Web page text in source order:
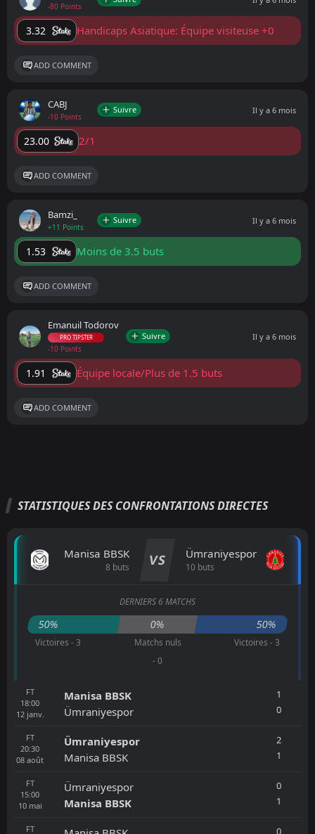
-80 Points
3.32 Handicaps Asiatique: Équipe visiteuse +0
ADD COMMENT
CABJ
-10 Points
Suivre Il y a 6 mois
23.00 2/1
ADD COMMENT
Bamzi_
+11 Points
Suivre Il y a 6 mois
1.53 Moins de 3.5 buts
ADD COMMENT
Emanuil Todorov
PRO TIPSTER
-10 Points
Suivre Il y a 6 mois
1.91 Équipe locale/Plus de 1.5 buts
ADD COMMENT
STATISTIQUES DES CONFRONTATIONS DIRECTES
Manisa BBSK
8 buts VS Ümraniyespor
10 buts
DERNIERS 6 MATCHS
50% 0% 50%
Victoires - 3
Matchs nuls
- 0
Victoires - 3
FT
18:00
12 janv.
Manisa BBSK
Ümraniyespor
1
0
FT
20:30
08 août
Ümraniyespor
Manisa BBSK
2
1
FT
15:00
10 mai
Ümraniyespor
Manisa BBSK
0
1
FT